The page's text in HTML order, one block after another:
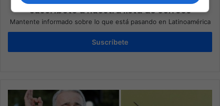
Suscríbete a nuestra lista de correos
Mantente informado sobre lo que está pasando en Latinoamérica
Suscríbete